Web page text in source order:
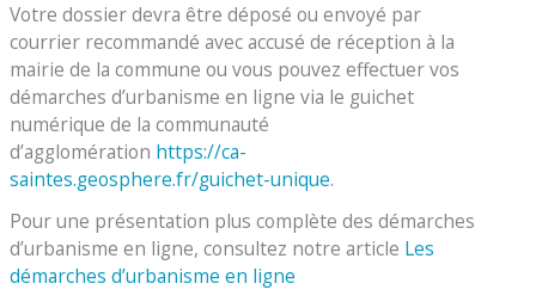
Votre dossier devra être déposé ou envoyé par
courrier recommandé avec accusé de réception à la
mairie de la commune ou vous pouvez effectuer vos
démarches d’urbanisme en ligne via le guichet
numérique de la communauté
d’agglomération https://ca-
saintes.geosphere.fr/guichet-unique.
Pour une présentation plus complète des démarches
d’urbanisme en ligne, consultez notre article Les
démarches d’urbanisme en ligne